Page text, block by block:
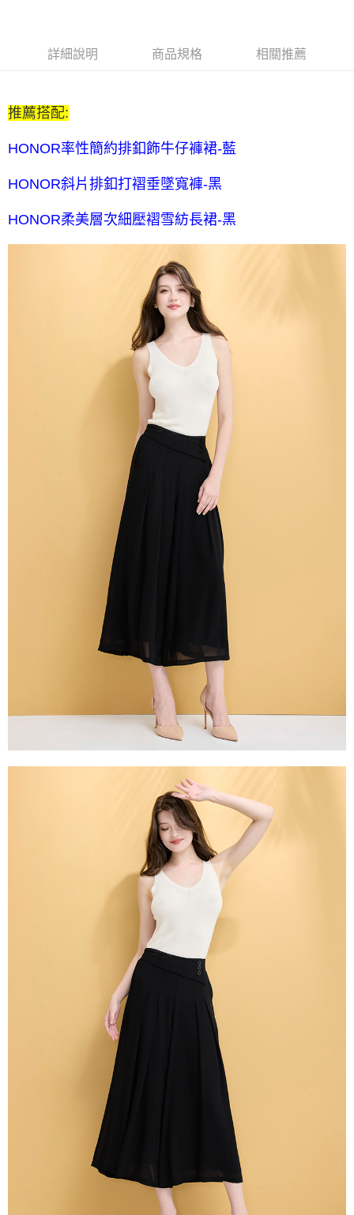
每筆NT$80，滿NT$2,000(含以上)免運費
元物流費
$80 元物流費
每筆NT$120，滿NT$2,000(含以上)免運費
詳細說明 商品規格 相關推薦
推薦搭配:
HONOR率性簡約排釦飾牛仔褲裙-藍
HONOR斜片排釦打褶垂墜寬褲-黑
HONOR柔美層次細壓褶雪紡長裙-黑